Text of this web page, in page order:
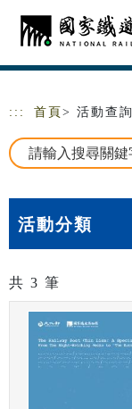
跳到主要內容
網站導覽
::: 首頁 > 活動查詢
活動分類
共 3 筆